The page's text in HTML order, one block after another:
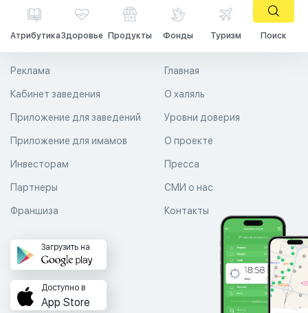
АтрибутикаЗдоровье Продукты Фонды Туризм Поиск
Главная
О халяль
Уровни доверия
Реклама
Кабинет заведения
Приложение для заведений
Приложение для имамов О проекте
Пресса
СМИ о нас
Контакты
Инвесторам
Партнеры
Франшиза
Загрузить на
Доступно в
App Store